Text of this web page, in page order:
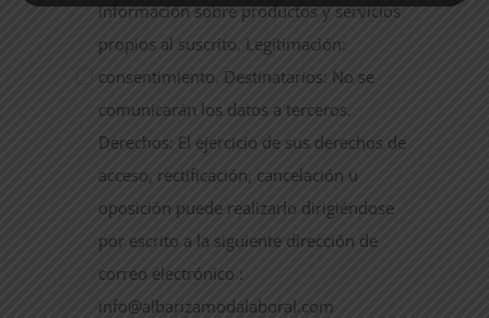
información sobre productos y servicios
propios al suscrito. Legitimación:
consentimiento. Destinatarios: No se
comunicarán los datos a terceros.
Derechos: El ejercicio de sus derechos de
acceso, rectificación, cancelación u
oposición puede realizarlo dirigiéndose
por escrito a la siguiente dirección de
correo electrónico :
info@albarizamodalaboral.com